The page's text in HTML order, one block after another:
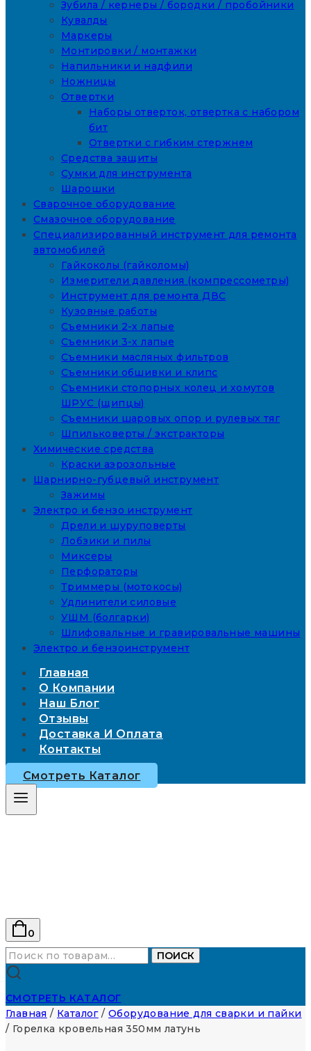
Зубила / кернеры / бородки / пробойники
Кувалды
Маркеры
Монтировки / монтажки
Напильники и надфили
Ножницы
Отвертки
Наборы отверток, отвертка с набором
бит
Отвертки с гибким стержнем
Средства защиты
Сумки для инструмента
Шарошки
Сварочное оборудование
Смазочное оборудование
Специализированный инструмент для ремонта
автомобилей
Гайкоколы (гайколомы)
Измерители давления (компрессометры)
Инструмент для ремонта ДВС
Кузовные работы
Съемники 2-х лапые
Съемники 3-х лапые
Съемники масляных фильтров
Съемники обшивки и клипс
Съемники стопорных колец и хомутов
ШРУС (щипцы)
Съемники шаровых опор и рулевых тяг
Шпильковерты / экстракторы
Химические средства
Краски аэрозольные
Шарнирно-губцевый инструмент
Зажимы
Электро и бензо инструмент
Дрели и шуруповерты
Лобзики и пилы
Миксеры
Перфораторы
Триммеры (мотокосы)
Удлинители силовые
УШМ (болгарки)
Шлифовальные и гравировальные машины
Электро и бензоинструмент
Главная
О Компании
Наш Блог
Отзывы
Доставка И Оплата
Контакты
Смотреть Каталог
0
Искать:
ПОИСК
СМОТРЕТЬ КАТАЛОГ
Главная / Каталог / Оборудование для сварки и пайки
/ Горелка кровельная 350мм латунь